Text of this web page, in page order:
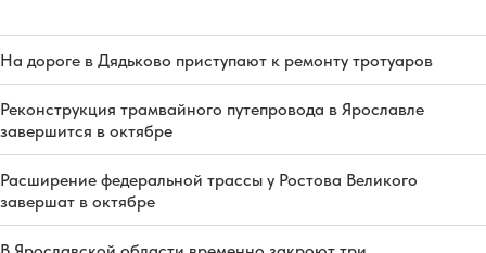
На дороге в Дядьково приступают к ремонту тротуаров
Реконструкция трамвайного путепровода в Ярославле
завершится в октябре
Расширение федеральной трассы у Ростова Великого
завершат в октябре